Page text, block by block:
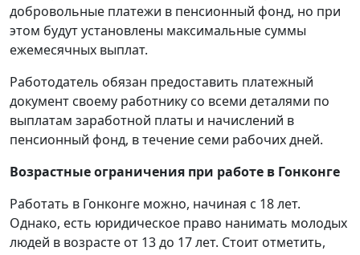
добровольные платежи в пенсионный фонд, но при
этом будут установлены максимальные суммы
ежемесячных выплат.
Работодатель обязан предоставить платежный
документ своему работнику со всеми деталями по
выплатам заработной платы и начислений в
пенсионный фонд, в течение семи рабочих дней.
Возрастные ограничения при работе в Гонконге
Работать в Гонконге можно, начиная с 18 лет.
Однако, есть юридическое право нанимать молодых
людей в возрасте от 13 до 17 лет. Стоит отметить,